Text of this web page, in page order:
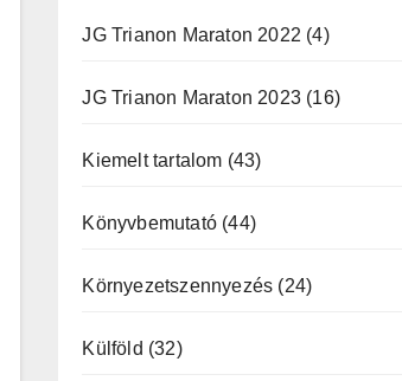
JG Trianon Maraton 2022 (4)
JG Trianon Maraton 2023(16)
Kiemelt tartalom (43)
Könyvbemutató(44)
Környezetszennyezés (24)
Külföld (32)